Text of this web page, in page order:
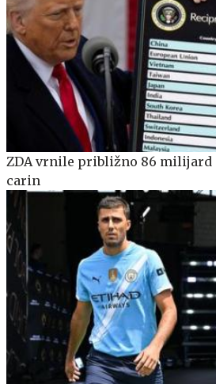
ZDA vrnile približno 86 milijard
carin